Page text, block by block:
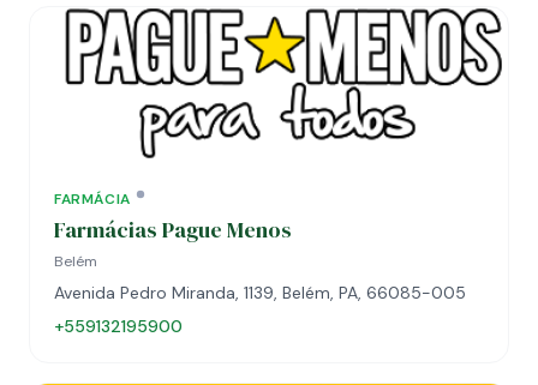
FARMÁCIA
Farmácias Pague Menos
Belém
Avenida Pedro Miranda, 1139, Belém, PA, 66085-005
+559132195900